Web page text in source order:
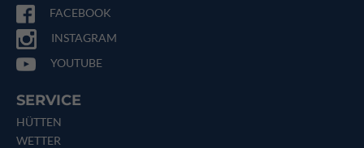
FACEBOOK
INSTAGRAM
YOUTUBE
SERVICE
HÜTTEN
WETTER